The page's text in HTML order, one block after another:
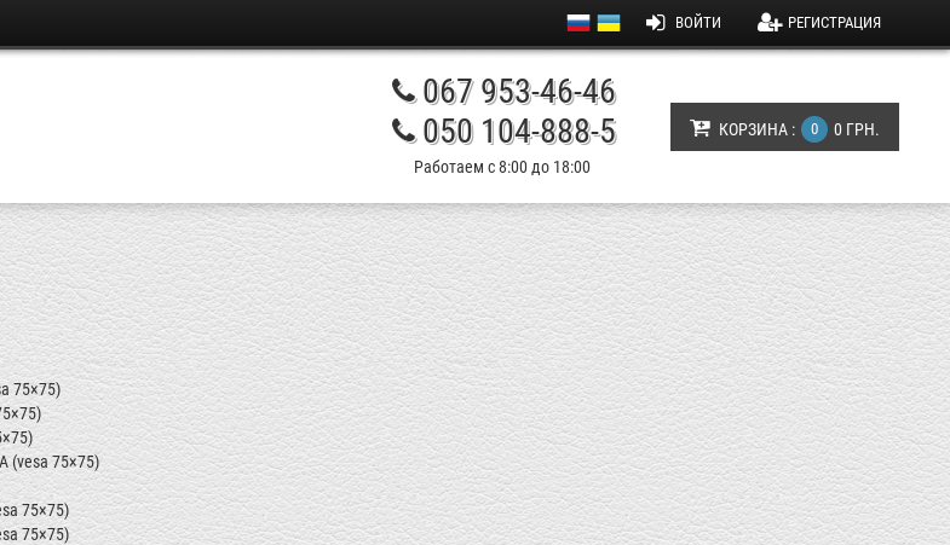
067 953-46-46
050 104-888-5
Работаем с 8:00 до 18:00
КОРЗИНА : 0 0 ГРН.
75×75)
(vesa 75×75)
75×75)
75×75)
ВОЙТИ РЕГИСТРАЦИЯ